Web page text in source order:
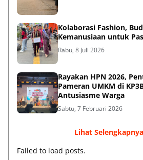
Kolaborasi Fashion,
Kemanusiaan untuk
Rabu, 8 Juli 2026
Rayakan HPN 2026,
Pameran UMKM di
Antusiasme Warga
Sabtu, 7 Februari 2026
Lihat Selengkapnya
Failed to load posts.